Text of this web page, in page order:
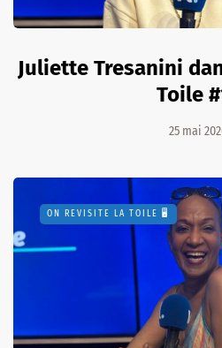
Juliette Tresanini
Toile
25 mai
ON REVISITE LA TOILE 🖥️